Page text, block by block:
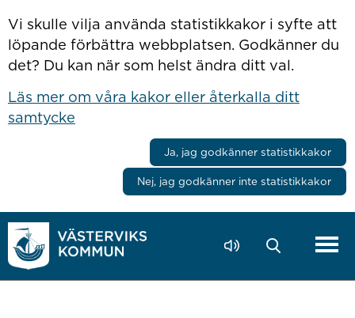
Vi skulle vilja använda statistikkakor i syfte att
löpande förbättra webbplatsen. Godkänner du
det? Du kan när som helst ändra ditt val.
Läs mer om våra kakor eller återkalla ditt
samtycke
Ja, jag godkänner statistikkakor
Nej, jag godkänner inte statistikkakor